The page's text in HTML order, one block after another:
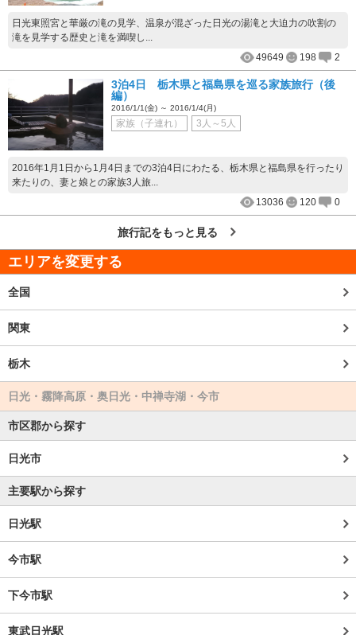
日光東照宮と華厳の滝の見学、温泉が混ざった日光の湯滝と大迫力の吹割の
滝を見学する歴史と滝を満喫し...
49649
198 2
3泊4日 栃木県と福島県を巡る家族旅行（後
編）
2016/1/1(金) ～ 2016/1/4(月)
家族（子連れ） 3人～5人
2016年1月1日から1月4日までの3泊4日にわたる、栃木県と福島県を行ったり
来たりの、妻と娘との家族3人旅...
13036
120 0
旅行記をもっと見る
エリアを変更する
全国
関東
栃木
日光・霧降高原・奥日光・中禅寺湖・今市
市区郡から探す
日光市
主要駅から探す
日光駅
今市駅
下今市駅
東武日光駅